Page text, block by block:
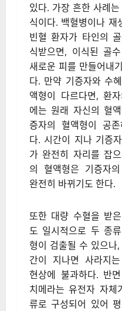
있다. 가장 흔한 사례
식이다. 백혈병이나 재
빈혈 환자가 타인의
식받으면, 이식된 골
새로운 피를 만들어내
다. 만약 기증자와 수
액형이 다르다면, 환
에는 원래 자신의 혈
증자의 혈액형이 공
다. 시간이 지나 기증
가 완전히 자리를 잡
의 혈액형은 기증자
완전히 바뀌기도 한다.
또한 대량 수혈을 받
도 일시적으로 두 종
형이 검출될 수 있으나
간이 지나면 사라지
현상에 불과하다. 반
치메라는 유전자 자체
류로 구성되어 있어